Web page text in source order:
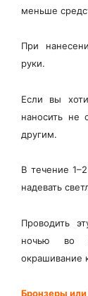
меньше
При
руки.
Если вы
наносить не
другим.
В течение
надевать
Проводить
ночью во
окрашивание
Бронзеры